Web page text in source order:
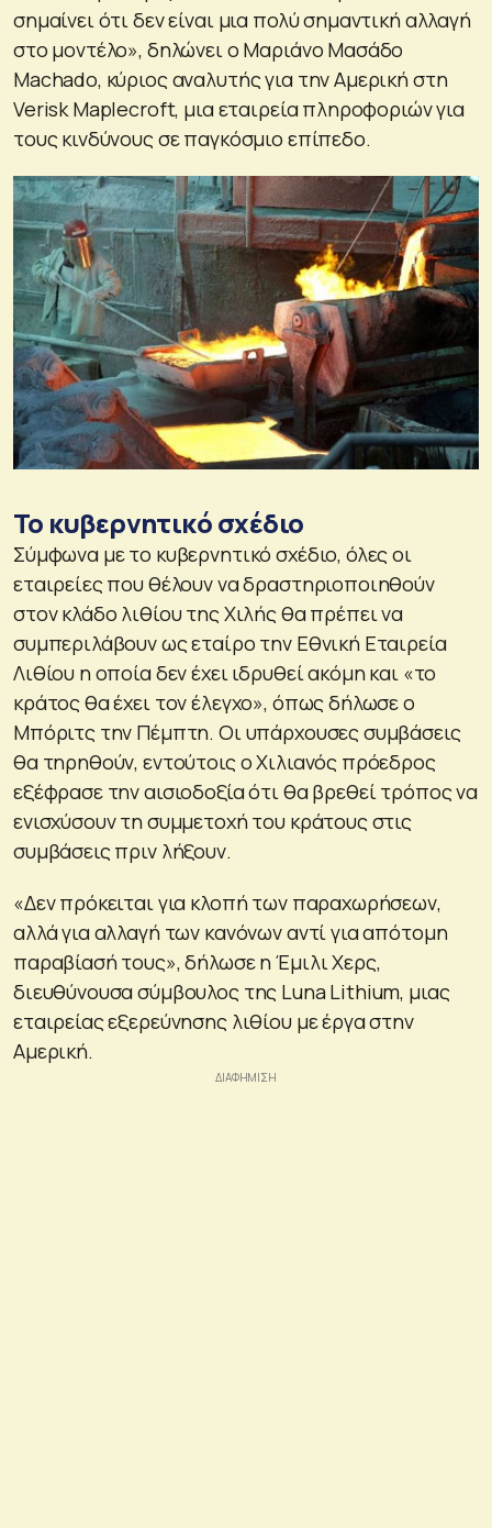
σημαίνει ότι δεν είναι μια πολύ σημαντική αλλαγή
στο μοντέλο», δηλώνει ο Μαριάνο Μασάδο
Machado, κύριος αναλυτής για την Αμερική στη
Verisk Maplecroft, μια εταιρεία πληροφοριών για
τους κινδύνους σε παγκόσμιο επίπεδο.
Το κυβερνητικό σχέδιο
Σύμφωνα με το κυβερνητικό σχέδιο, όλες οι
εταιρείες που θέλουν να δραστηριοποιηθούν
στον κλάδο λιθίου της Χιλής θα πρέπει να
συμπεριλάβουν ως εταίρο την Εθνική Εταιρεία
Λιθίου η οποία δεν έχει ιδρυθεί ακόμη και «το
κράτος θα έχει τον έλεγχο», όπως δήλωσε ο
Μπόριτς την Πέμπτη. Οι υπάρχουσες συμβάσεις
θα τηρηθούν, εντούτοις ο Χιλιανός πρόεδρος
εξέφρασε την αισιοδοξία ότι θα βρεθεί τρόπος να
ενισχύσουν τη συμμετοχή του κράτους στις
συμβάσεις πριν λήξουν.
«Δεν πρόκειται για κλοπή των παραχωρήσεων,
αλλά για αλλαγή των κανόνων αντί για απότομη
παραβίασή τους», δήλωσε η Έμιλι Χερς,
διευθύνουσα σύμβουλος της Luna Lithium, μιας
εταιρείας εξερεύνησης λιθίου με έργα στην
Αμερική.